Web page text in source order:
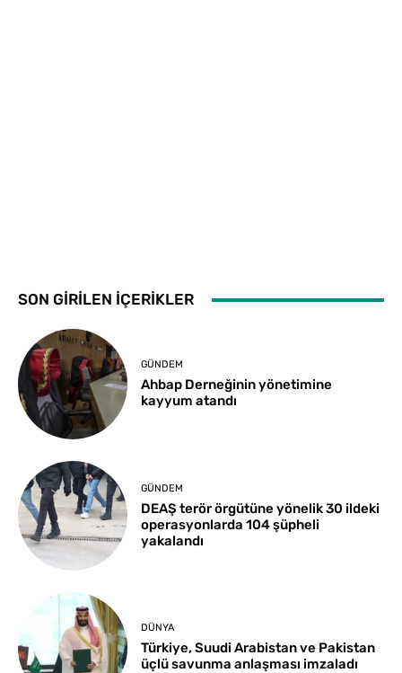
SON GİRİLEN İÇERİKLER
GÜNDEM
Ahbap Derneğinin yönetimine
kayyum atandı
GÜNDEM
DEAŞ terör örgütüne yönelik 30 ildeki
operasyonlarda 104 şüpheli
yakalandı
DÜNYA
Türkiye, Suudi Arabistan ve Pakistan
üçlü savunma anlaşması imzaladı